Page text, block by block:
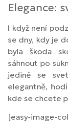
Elegance:
I když není
se dny, kdy je
byla škoda
sáhnout po
jedině se
elegantně,
kde se chcete
[easy-image-